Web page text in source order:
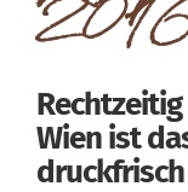
Wien ist